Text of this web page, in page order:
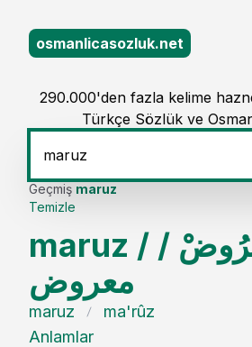
osmanlicasozluk.net
290.000'den fazla kelime
Türkçe Sözlük ve
Geçmiş
Temizle
maruz
maruz / /
معروض
maruz
ma'rûz
Anlamlar